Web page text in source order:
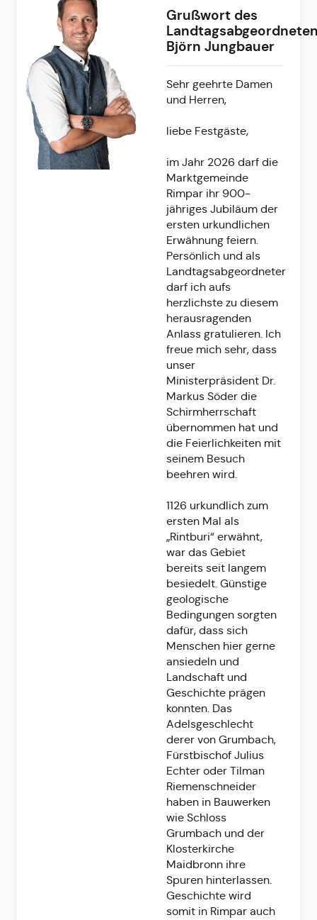
Grußwort des
Björn Jungbauer
Sehr geehrte Damen
und Herren,
liebe Festgäste,
im Jahr 2026 darf die
Marktgemeinde
Rimpar ihr 900-
jähriges Jubiläum der
ersten urkundlichen
Erwähnung feiern.
Persönlich und als
Landtagsabgeordneter
darf ich aufs
herzlichste zu diesem
herausragenden
Anlass gratulieren. Ich
freue mich sehr, dass
unser
Ministerpräsident Dr.
Markus Söder die
Schirmherrschaft
übernommen hat und
die Feierlichkeiten mit
seinem Besuch
beehren wird.
1126 urkundlich zum
ersten Mal als
„Rintburi“ erwähnt,
war das Gebiet
bereits seit langem
besiedelt. Günstige
geologische
Bedingungen sorgten
dafür, dass sich
Menschen hier gerne
ansiedeln und
Landschaft und
Geschichte prägen
konnten. Das
Adelsgeschlecht
derer von Grumbach,
Fürstbischof Julius
Echter oder Tilman
Riemenschneider
haben in Bauwerken
wie Schloss
Grumbach und der
Klosterkirche
Maidbronn ihre
Spuren hinterlassen.
Geschichte wird
somit in Rimpar auch